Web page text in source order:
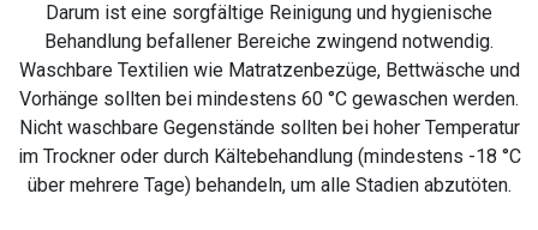
Darum ist eine sorgfältige Reinigung und hygienische
Behandlung befallener Bereiche zwingend notwendig.
Waschbare Textilien wie Matratzenbezüge, Bettwäsche und
Vorhänge sollten bei mindestens 60 °C gewaschen werden.
Nicht waschbare Gegenstände sollten bei hoher Temperatur
im Trockner oder durch Kältebehandlung (mindestens -18 °C
über mehrere Tage) behandeln, um alle Stadien abzutöten.